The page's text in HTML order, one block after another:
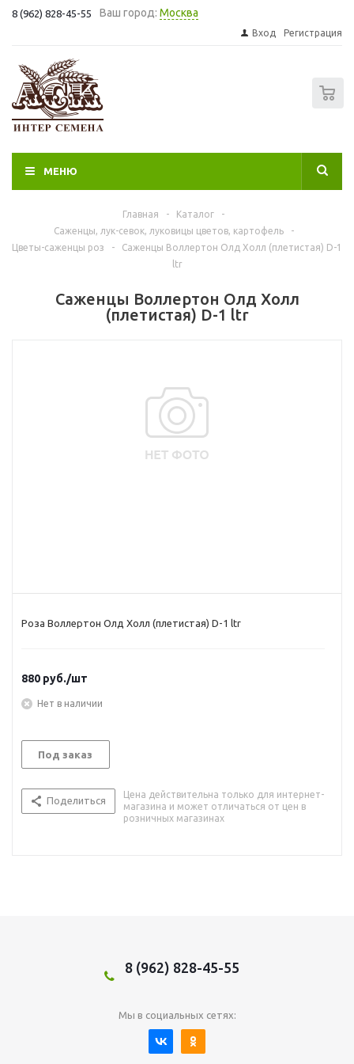
8 (962) 828-45-55 Ваш город: Москва
Вход Регистрация
МЕНЮ
Главная - Каталог
-
Саженцы, лук-севок, луковицы цветов, картофель
-
Цветы-саженцы роз
-
Саженцы Воллертон Олд Холл (плетистая) D-1
ltr
Саженцы Воллертон Олд Холл
(плетистая) D-1 ltr
Роза Воллертон Олд Холл (плетистая) D-1 ltr
880 руб./шт
Нет в наличии
Под заказ
Поделиться
Цена действительна только для интернет-
магазина и может отличаться от цен в
розничных магазинах
8 (962) 828-45-55
Мы в социальных сетях: